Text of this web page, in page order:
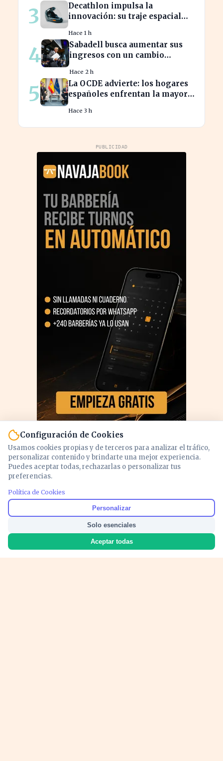
3
Decathlon impulsa la
innovación: su traje espacial
la industria
Hace 1 h
4
Sabadell busca aumentar sus
ingresos con un cambio
Hace 2 h
5
La OCDE advierte: los hogares
españoles enfrentan la mayor
Hace 3 h
PUBLICIDAD
Configuración de Cookies
Usamos cookies propias y de terceros para analizar el tráfico,
personalizar contenido y brindarte una mejor experiencia.
Puedes aceptar todas, rechazarlas o personalizar tus
preferencias.
Política de Cookies
Personalizar
Solo esenciales
Aceptar todas